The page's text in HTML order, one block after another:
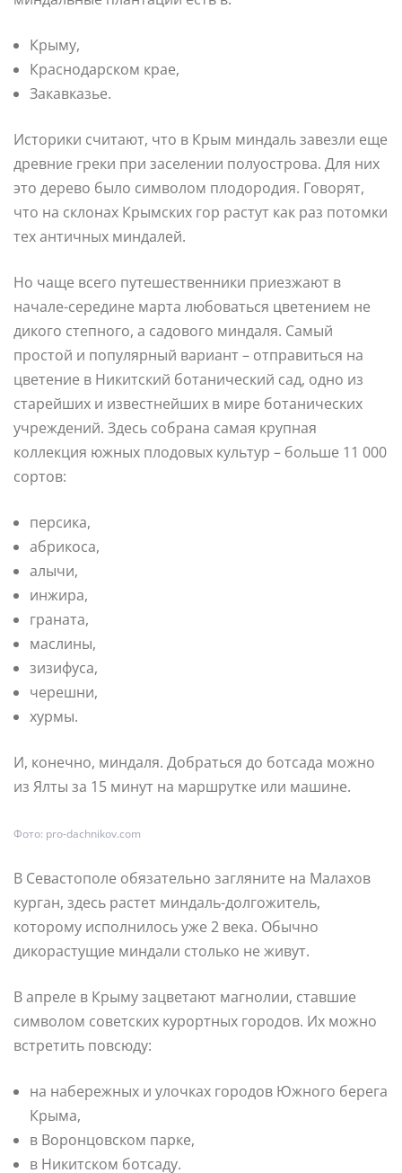
Крыму,
Краснодарском крае,
Закавказье.
Историки считают, что в Крым миндаль завезли еще
древние греки при заселении полуострова. Для них
это дерево было символом плодородия. Говорят,
что на склонах Крымских гор растут как раз потомки
тех античных миндалей.
Но чаще всего путешественники приезжают в
начале-середине марта любоваться цветением не
дикого степного, а садового миндаля. Самый
простой и популярный вариант – отправиться на
цветение в Никитский ботанический сад, одно из
старейших и известнейших в мире ботанических
учреждений. Здесь собрана самая крупная
коллекция южных плодовых культур – больше 11 000
сортов:
персика,
абрикоса,
алычи,
инжира,
граната,
маслины,
зизифуса,
черешни,
хурмы.
И, конечно, миндаля. Добраться до ботсада можно
из Ялты за 15 минут на маршрутке или машине.
Фото: pro-dachnikov.com
В Севастополе обязательно загляните на Малахов
курган, здесь растет миндаль-долгожитель,
которому исполнилось уже 2 века. Обычно
дикорастущие миндали столько не живут.
В апреле в Крыму зацветают магнолии, ставшие
символом советских курортных городов. Их можно
встретить повсюду:
на набережных и улочках городов Южного берега
Крыма,
в Воронцовском парке,
в Никитском ботсаду.